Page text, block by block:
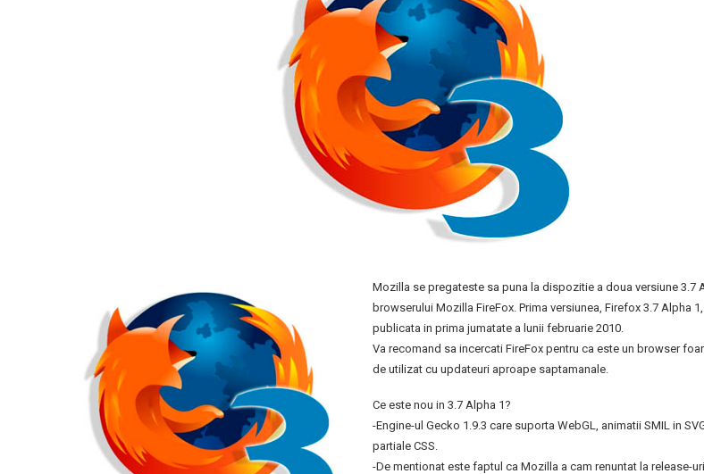
Mozilla se pregateste sa puna la dispozitie a doua versiune 3.7
browserului Mozilla FireFox. Prima versiunea, Firefox 3.7 Alpha
publicata in prima jumatate a lunii februarie 2010.
Va recomand sa incercati FireFox pentru ca este un browser
de utilizat cu updateuri aproape saptamanale.
Ce este nou in 3.7 Alpha 1?
-Engine-ul Gecko 1.9.3 care suporta WebGL, animatii SMIL in
partiale CSS.
-De mentionat este faptul ca Mozilla a cam renuntat la release-